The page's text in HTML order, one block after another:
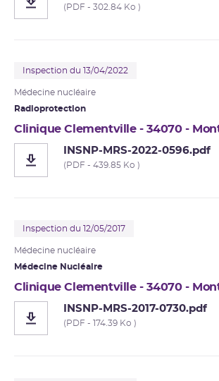
(PDF - 302.84 Ko )
Inspection du 13/04/2022
Médecine nucléaire
Radioprotection
Clinique Clementville - 34070 -
INSNP-MRS-2022-0596.pdf
(PDF - 439.85 Ko )
Inspection du 12/05/2017
Médecine nucléaire
Médecine Nucléaire
Clinique Clementville - 34070 -
INSNP-MRS-2017-0730.pdf
(PDF - 174.39 Ko )